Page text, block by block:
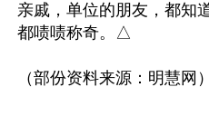
亲戚，单位的朋友，都知
都啧啧称奇。△